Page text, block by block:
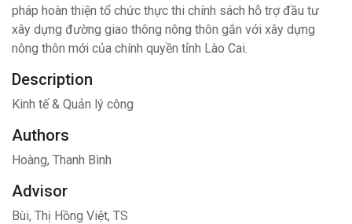
pháp hoàn thiện tổ chức thực thi chính sách hỗ trợ đầu tư
xây dựng đường giao thông nông thôn gắn với xây dựng
nông thôn mới của chính quyền tỉnh Lào Cai.
Description
Kinh tế & Quản lý công
Authors
Hoàng, Thanh Bình
Advisor
Bùi, Thị Hồng Việt, TS